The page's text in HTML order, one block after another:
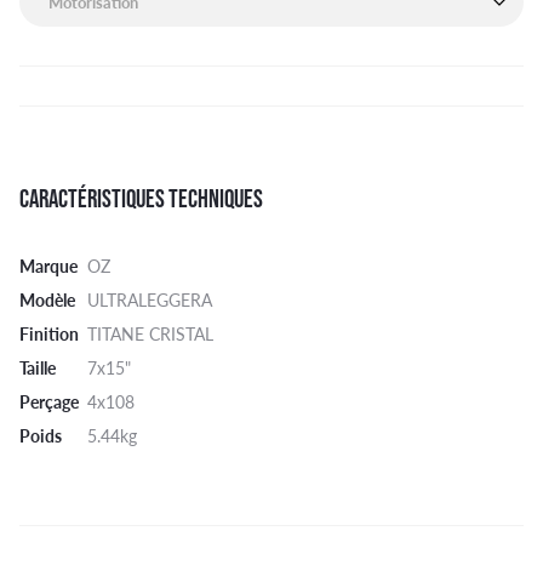
CARACTÉRISTIQUES TECHNIQUES
Marque OZ
Modèle ULTRALEGGERA
Finition TITANE CRISTAL
Taille
7x15"
Perçage 4x108
Poids
5.44kg